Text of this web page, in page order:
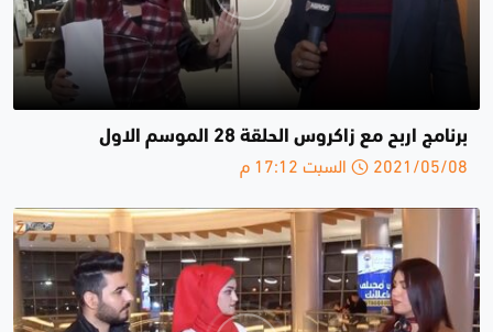
برنامج اربح مع زاكروس الحلقة 28 الموسم الاول
2021/05/08 السبت 17:12 م